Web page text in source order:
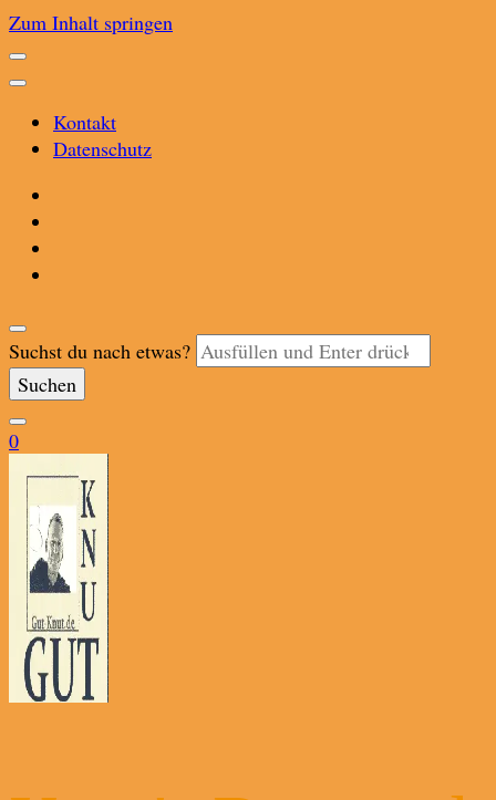
Zum Inhalt springen
Kontakt
Datenschutz
Suchst du nach etwas?
0